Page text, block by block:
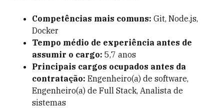
Competências mais comuns: Git, Node.js,
Docker
Tempo médio de experiência antes de
assumir o cargo: 5,7 anos
Principais cargos ocupados antes da
contratação: Engenheiro(a) de software,
Engenheiro(a) de Full Stack, Analista de
sistemas